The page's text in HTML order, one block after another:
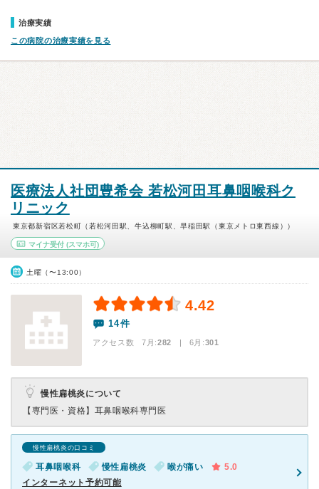
治療実績
この病院の治療実績を見る
医療法人社団豊希会 若松河田耳鼻咽喉科ク
リニック
東京都新宿区若松町（若松河田駅、牛込柳町駅、早稲田駅（東京メトロ東西線））
マイナ受付 (スマホ可)
土曜（〜13:00）
4.42
14件
アクセス数 7月:282 | 6月:301
慢性扁桃炎について
【専門医・資格】 耳鼻咽喉科専門医
慢性扁桃炎の口コミ
耳鼻咽喉科 慢性扁桃炎 喉が痛い
5.0
インターネット予約可能